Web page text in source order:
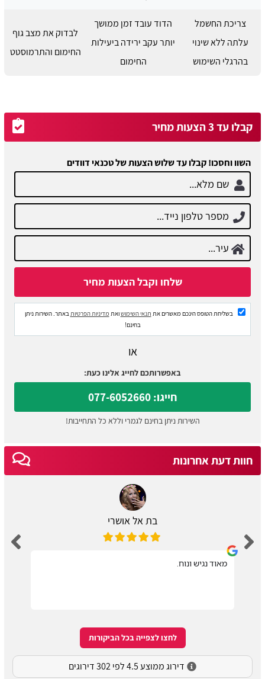
צריכת החשמל
עלתה ללא שינוי
בהרגלי השימוש
הדוד עובד זמן ממושך
יותר עקב ירידה ביעילות
החימום
לבדוק את מצב גוף
החימום והתרמוסטט
קבלו עד 3 הצעות מחיר
השוו וחסכו! קבלו עד שלוש הצעות של טכנאי דוודים
בשליחת הטופס הינכם מאשרים את תנאי השימושואת מדיניות הפרטיותבאתר. השירות ניתן
בחינם!
או
באפשרותכם לחייג אלינו כעת:
חייגו: 077-6052660
השירות ניתן בחינם לגמרי וללא כל התחייבות!
חוות דעת אחרונות
בת אל אושרי
מאוד נגיש ונוח.
לחצו לצפייה בכל הביקורות
דירוג ממוצע 4.5 לפי 302 דירוגים